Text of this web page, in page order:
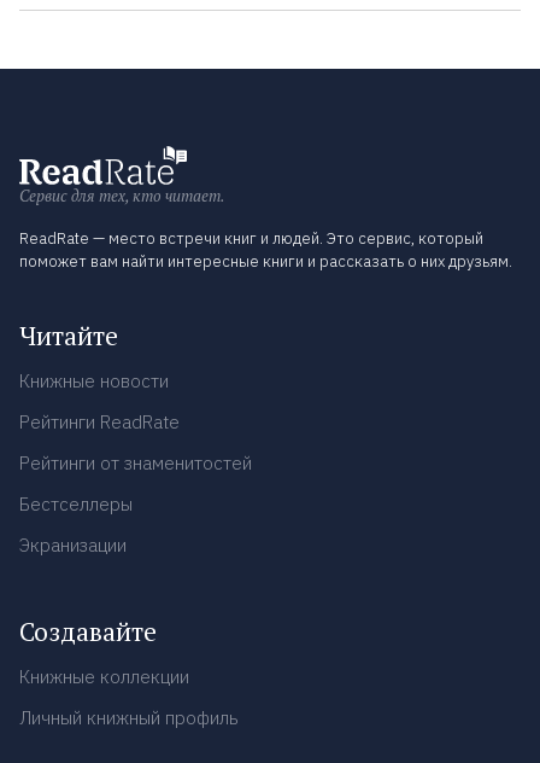
Сервис для тех, кто читает.
ReadRate — место встречи книг и людей. Это сервис, который
поможет вам найти интересные книги и рассказать о них друзьям.
Читайте
Книжные новости
Рейтинги ReadRate
Рейтинги от знаменитостей
Бестселлеры
Экранизации
Создавайте
Книжные коллекции
Личный книжный профиль